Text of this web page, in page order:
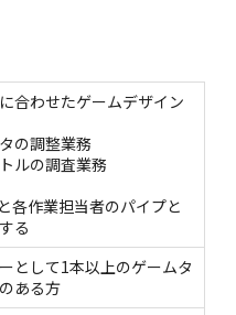
合わせたゲームデザイン
の調整業務
ルの調査業務
各作業担当者のパイプと
る
として1本以上のゲームタ
ある方